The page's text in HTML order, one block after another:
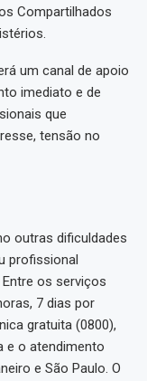
Compartilhados
um canal de apoio
imediato e de
que
tensão no
outras dificuldades
profissional
os serviços
7 dias por
gratuita (0800),
e o atendimento
e São Paulo. O